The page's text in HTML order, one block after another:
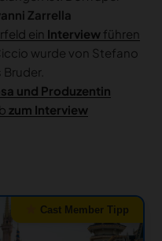
Zarrella
ein Interviewführen
wurde von Stefano
und Produzentin
zum Interview
Cast Member Tipp